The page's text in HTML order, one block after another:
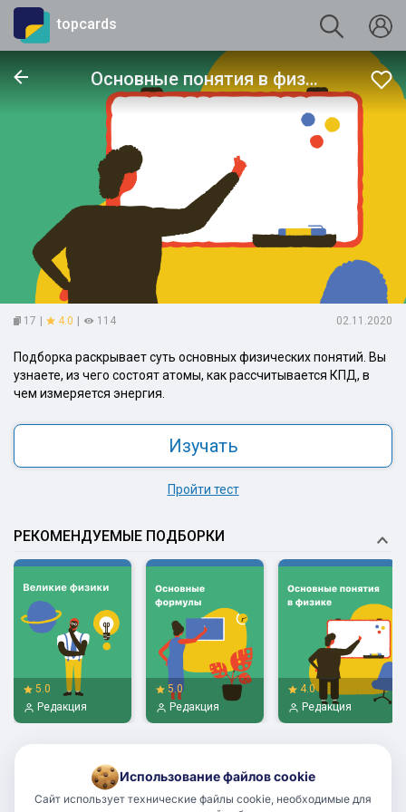
topcards
Основные понятия в физике
17 4.0 114 02.11.2020
Подборка раскрывает суть основных физических понятий. Вы
узнаете, из чего состоят атомы, как рассчитывается КПД, в
чем измеряется энергия.
Изучать
Пройти тест
РЕКОМЕНДУЕМЫЕ ПОДБОРКИ
5.0
Редакция
5.0
Редакция
4.0
Редакция
Использование файлов cookie
Сайт использует технические файлы cookie, необходимые для